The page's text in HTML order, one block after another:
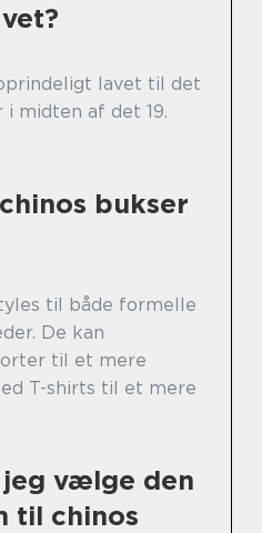
lavet til det
midten af det 19.
bukser
til både formelle
De kan
til et mere
T-shirts til et mere
vælge den
til chinos